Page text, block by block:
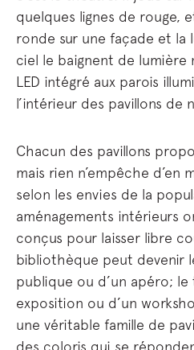
quelques lignes de rouge,
ronde sur une façade et la
ciel le baignent de lumière
LED intégré aux parois
l’intérieur des pavillons de
Chacun des pavillons
mais rien n’empêche d’en
selon les envies de la
aménagements intérieurs
conçus pour laisser libre
bibliothèque peut devenir
publique ou d’un apéro; le
exposition ou d’un
une véritable famille de
des coloris qui se